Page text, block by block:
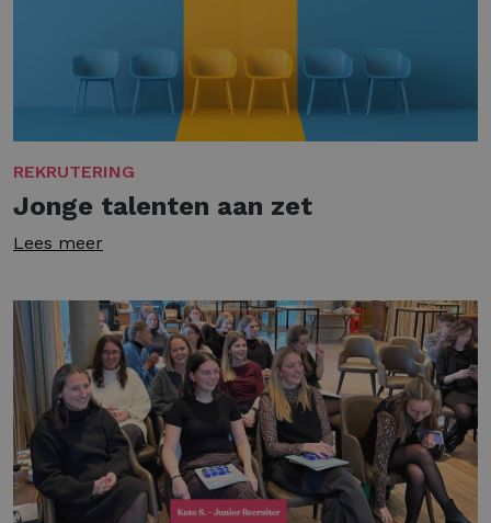
REKRUTERING
Jonge talenten aan zet
Lees meer